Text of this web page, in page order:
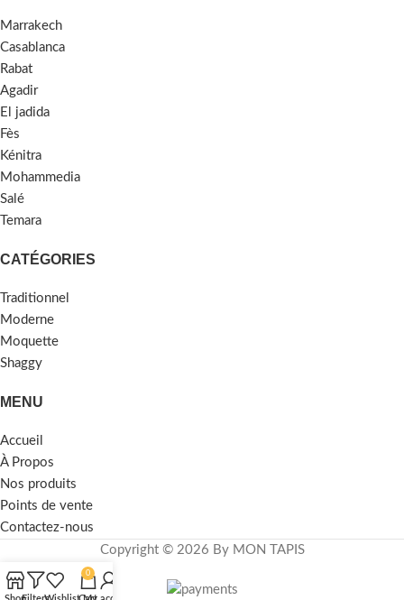
Marrakech
Casablanca
Rabat
Agadir
El jadida
Fès
Kénitra
Mohammedia
Salé
Temara
CATÉGORIES
Traditionnel
Moderne
Moquette
Shaggy
MENU
Accueil
À Propos
Nos produits
Points de vente
Contactez-nous
Copyright © 2026 By MON TAPIS
0